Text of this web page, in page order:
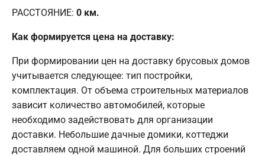
РАССТОЯНИЕ: 0 км.
Как формируется цена на доставку:
При формировании цен на доставку брусовых домов
учитывается следующее: тип постройки,
комплектация. От объема строительных материалов
зависит количество автомобилей, которые
необходимо задействовать для организации
доставки. Небольшие дачные домики, коттеджи
доставляем одной машиной. Для больших строений